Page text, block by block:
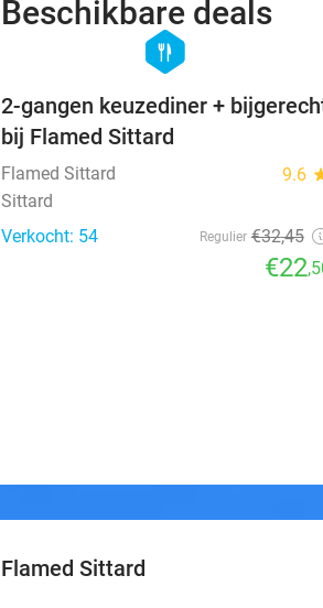
Beschikbare deals
hexagon
food
2-gangen keuzediner +
bij Flamed Sittard
Flamed Sittard 9.6
Sittard
Verkocht: 54
Regulier €32,45
€22
Flamed Sittard